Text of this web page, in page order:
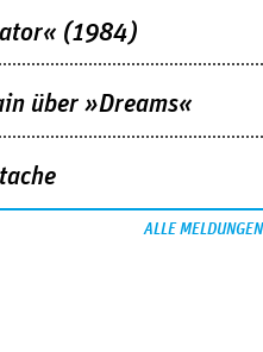
(1984)
über »Dreams«
ALLE MELDUNGEN